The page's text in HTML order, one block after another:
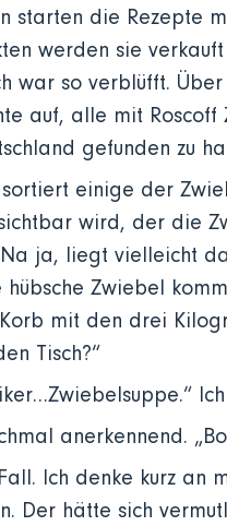
starten die Rezepte
werden sie
war so verblüfft.
auf, alle mit
gefunden zu
sortiert einige der
wird, der die
ja, liegt vielleicht
hübsche Zwiebel
mit den drei
Tisch?“
anerkennend.
Ich denke kurz an
Der hätte sich